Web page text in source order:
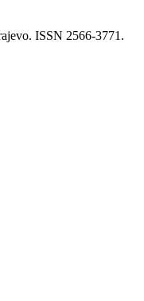
ISSN 2566-3771.